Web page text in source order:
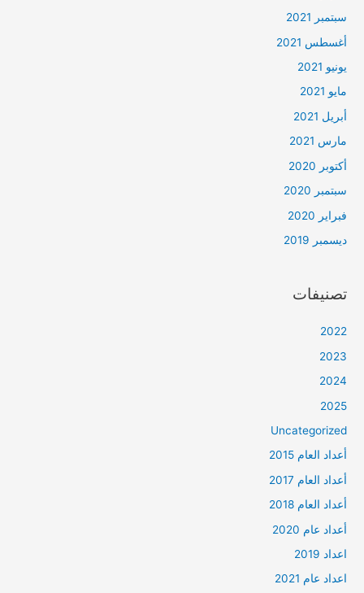
سبتمبر 2021
أغسطس 2021
يونيو 2021
مايو 2021
أبريل 2021
مارس 2021
أكتوبر 2020
سبتمبر 2020
فبراير 2020
ديسمبر 2019
تصنيفات
2022
2023
2024
2025
Uncategorized
أعداد العام 2015
أعداد العام 2017
أعداد العام 2018
أعداد عام 2020
اعداد 2019
اعداد عام 2021